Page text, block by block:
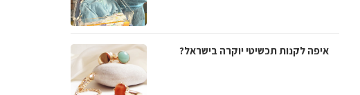
איפה לקנות תכשיטי יוקרה בישראל?